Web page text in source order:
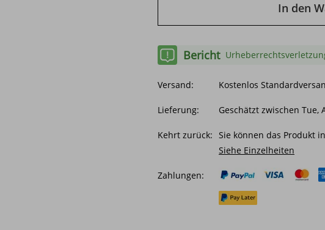
In den
Bericht
Versand: Kostenlos
Lieferung: Geschätzt zwischen Tue,
Kehrt zurück: Sie können das Produkt
Siehe Einzelheiten
Zahlungen: